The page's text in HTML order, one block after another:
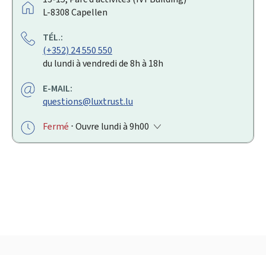
D
E
S
S
:
L-8308Capellen
TÉL.:
(+352) 24 550 550
du lundi à vendredi de 8h à 18h
E-MAIL:
questions@luxtrust.lu
Fermé ⋅ Ouvre lundi à 9h00